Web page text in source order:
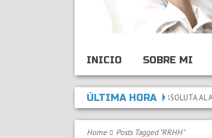
INICIO SOBRE MI
ÚLTIMA HORA
LA INCAPACIDAD PERMANENTE ABSOLUTA AL
Home Posts Tagged "RRHH"